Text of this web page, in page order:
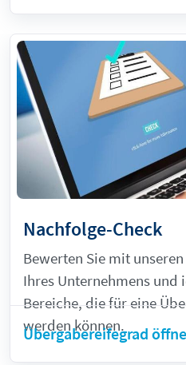
Nachfolge-Check
Bewerten Sie mit
Ihres Unternehmens und
Bereiche, die für eine
werden können.
Übergabereifegrad